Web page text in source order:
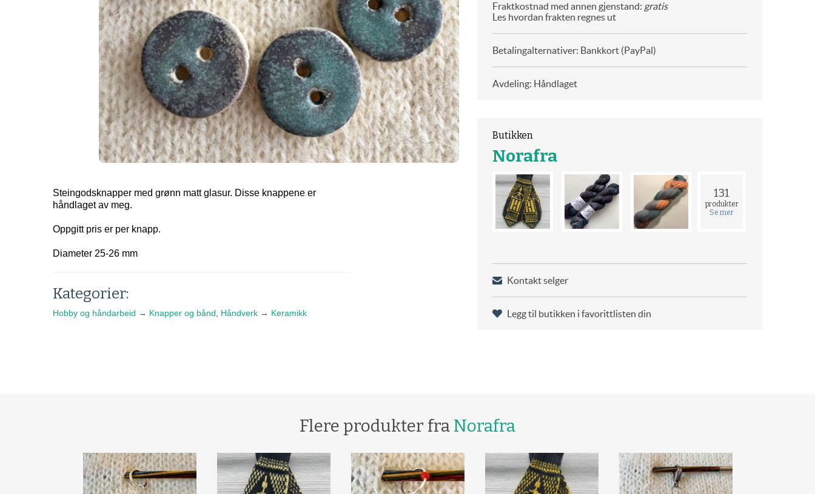
Steingodsknapper med grønn matt glasur. Disse knappene er
håndlaget av meg.
Oppgitt pris er per knapp.
Diameter 25-26 mm
Kategorier:
Hobby og håndarbeid → Knapper og bånd Håndverk → Keramikk
Fraktkostnad med annen gjenstand: gratis
Les hvordan frakten regnes ut
Betalingalternativer: Bankkort (PayPal)
Avdeling: Håndlaget
Butikken
Norafra
131
produkter
Se mer
Kontakt selger
Legg til butikken i favorittlisten din
Flere produkter fra Norafra